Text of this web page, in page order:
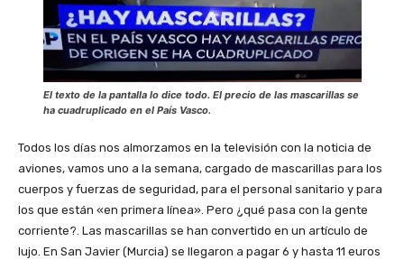
El texto de la pantalla lo dice todo. El precio de las mascarillas se
ha cuadruplicado en el País Vasco.
Todos los días nos almorzamos en la televisión con la noticia de
aviones, vamos uno a la semana, cargado de mascarillas para los
cuerpos y fuerzas de seguridad, para el personal sanitario y para
los que están «en primera línea». Pero ¿qué pasa con la gente
corriente?. Las mascarillas se han convertido en un artículo de
lujo. En San Javier (Murcia) se llegaron a pagar 6 y hasta 11 euros